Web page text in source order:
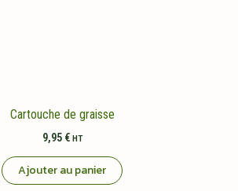
Cartouche de graisse
9,95 € HT
Ajouter au panier